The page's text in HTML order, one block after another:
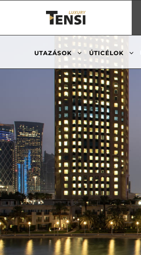
UTAZÁSOK 3 ÚTICÉLOK 3